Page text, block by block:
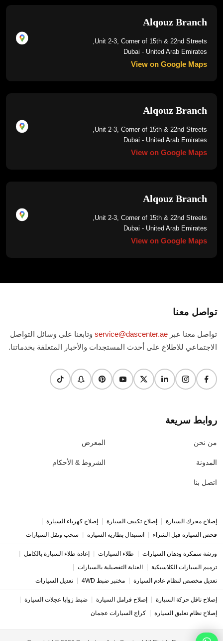
Alqouz Branch
Unit 2-3, Corner of 15th & 22nd Streets,
Dubai - United Arab Emirates
View on Google Maps
Alqouz Branch
Unit 2-3, Corner of 15th & 22nd Streets,
Dubai - United Arab Emirates
View on Google Maps
Alqouz Branch
Unit 2-3, Corner of 15th & 22nd Streets,
Dubai - United Arab Emirates
View on Google Maps
تواصل معنا
تواصل معنا عبر service@dascenter.ae وتابعنا على وسائل التواصل
الاجتماعي للاطلاع على أحدث المستجدات والأخبار المتعلقة بخدماتنا.
روابط سريعة
من نحن
المدونة
اتصل بنا
المعرض
الشروط & الأحكام
إصلاح محرك السيارة إصلاح تكييف السيارة إصلاح كهرباء السيارة
فحص السيارة قبل الشراء استبدال بطارية السيارة سحب ونقل السيارات
ورشة سمكرة ودهان السيارات طلاء السيارات إعادة طلاء السيارة بالكامل
ترميم السيارات الكلاسيكية العناية التفصيلية بالسيارات
تعديل مخصص لنظام عادم السيارة مختبر ضبط 4WD تعديل السيارات
إصلاح ناقل حركة السيارة إصلاح فرامل السيارة ضبط زوايا عجلات السيارة
إصلاح نظام تعليق السيارة كراج السيارات عجمان